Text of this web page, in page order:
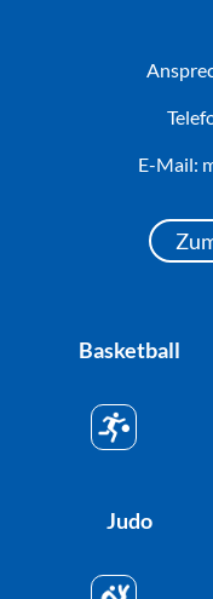
E-Mail:
Basketball
Judo